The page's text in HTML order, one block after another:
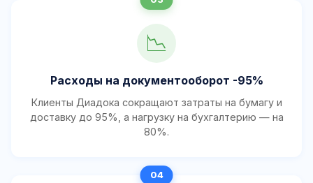
📉
Расходы на документооборот -95%
Клиенты Диадока сокращают затраты на бумагу и
доставку до 95%, а нагрузку на бухгалтерию — на
80%.